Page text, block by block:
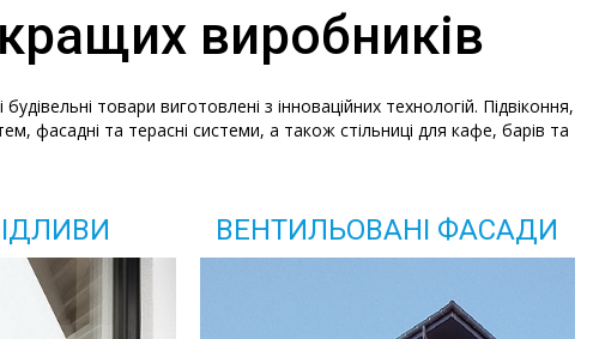
виробників
товари виготовлені з інноваційних технологій. Підвіконня,
фасадні та терасні системи, а також стільниці для кафе, барів та
ВЕНТИЛЬОВАНІ ФАСАДИ